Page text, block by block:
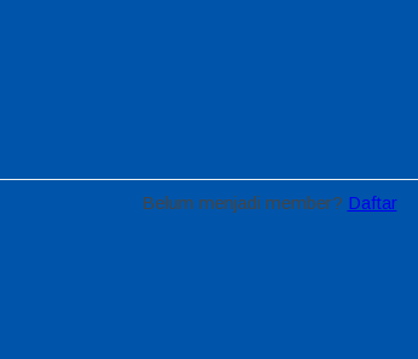
Belum menjadi member? Daftar